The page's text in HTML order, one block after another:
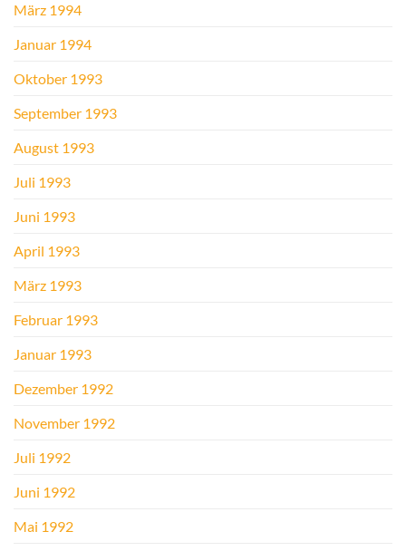
März 1994
Januar 1994
Oktober 1993
September 1993
August 1993
Juli 1993
Juni 1993
April 1993
März 1993
Februar 1993
Januar 1993
Dezember 1992
November 1992
Juli 1992
Juni 1992
Mai 1992